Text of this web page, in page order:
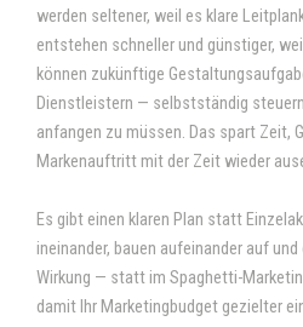
werden seltener, weil es klare
entstehen schneller und günstiger,
können zukünftige
Dienstleistern — selbstständig
anfangen zu müssen. Das spart Zeit,
Markenauftritt mit der Zeit wieder
Es gibt einen klaren Plan statt
ineinander, bauen aufeinander auf
Wirkung — statt im Spaghetti-
damit Ihr Marketingbudget gezielter